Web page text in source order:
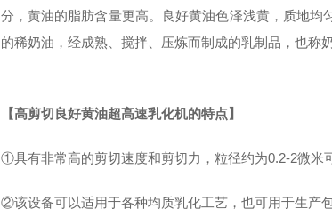
分，黄油的脂肪含量更高。良好黄油色泽浅黄，质地
的稀奶油，经成熟、搅拌、压炼而制成的乳制品，也称
【高剪切良好黄油超高速乳化机的特点】
①具有非常高的剪切速度和剪切力，粒径约为0.2-2微米
②该设备可以适用于各种均质乳化工艺，也可用于生产